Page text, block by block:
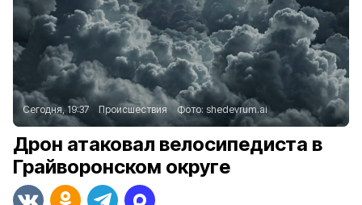
Сегодня, 19:37 Происшествия Фото: shedevrum.ai
Дрон атаковал велосипедиста в
Грайворонском округе